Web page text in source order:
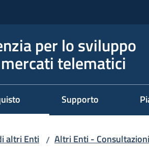
per lo sviluppo
telematici
Supporto
altri Enti / Altri Enti -